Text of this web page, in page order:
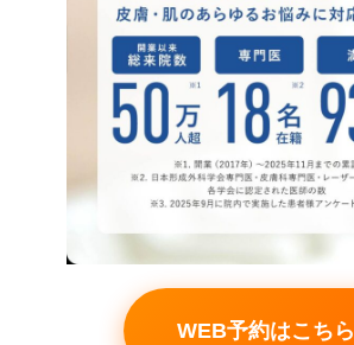
WEB予約はこちら